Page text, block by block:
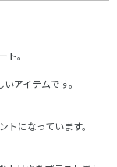
。
アイテムです。
になっています。